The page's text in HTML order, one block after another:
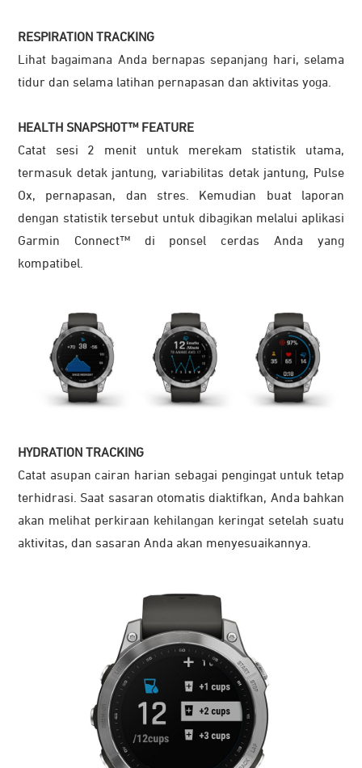
RESPIRATION TRACKING
Lihat bagaimana Anda bernapas sepanjang hari, selama
tidur dan selama latihan pernapasan dan aktivitas yoga.
HEALTH SNAPSHOT™ FEATURE
Catat sesi 2 menit untuk merekam statistik utama,
termasuk detak jantung, variabilitas detak jantung, Pulse
Ox, pernapasan, dan stres. Kemudian buat laporan
dengan statistik tersebut untuk dibagikan melalui aplikasi
Garmin Connect™ di ponsel cerdas Anda yang
kompatibel.
HYDRATION TRACKING
Catat asupan cairan harian sebagai pengingat untuk tetap
terhidrasi. Saat sasaran otomatis diaktifkan, Anda bahkan
akan melihat perkiraan kehilangan keringat setelah suatu
aktivitas, dan sasaran Anda akan menyesuaikannya.